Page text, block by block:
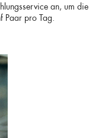
an, um die
Paar pro Tag.